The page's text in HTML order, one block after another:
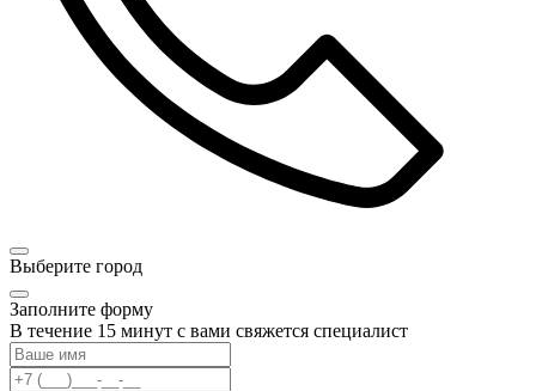
Выберите город
Заполните форму
В течение 15 минут с вами свяжется специалист